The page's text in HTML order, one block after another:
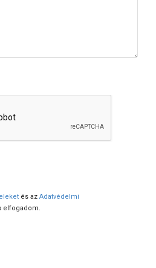
és az Adatvédelmi
elfogadom.